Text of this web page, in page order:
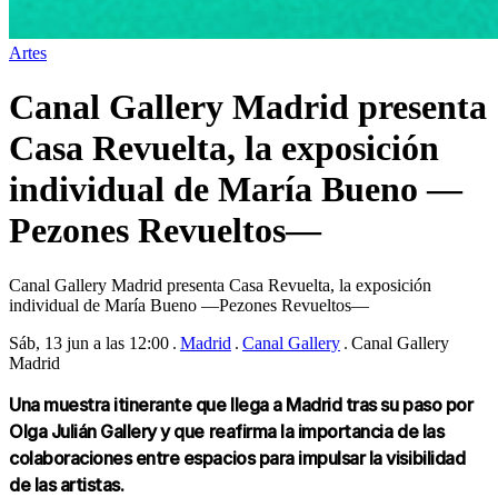
Artes
Canal Gallery Madrid presenta
Casa Revuelta, la exposición
individual de María Bueno —
Pezones Revueltos—
Canal Gallery Madrid presenta Casa Revuelta, la exposición
individual de María Bueno —Pezones Revueltos—
Sáb, 13 jun a las 12:00 Madrid Canal Gallery Canal Gallery
Madrid
Una muestra itinerante que llega a Madrid tras su paso por
Olga Julián Gallery y que reafirma la importancia de las
colaboraciones entre espacios para impulsar la visibilidad
de las artistas.